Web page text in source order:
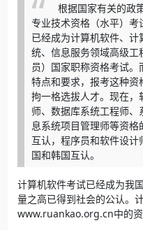
根据国家有关的政
专业技术资格（水平）考
已经成为计算机软件、
统、信息服务领域高级
员）国家职称资格考试
特点和要求，报考这种
拘一格选拔人才。现在
师、数据库系统工程师
息系统项目管理师等资
互认，程序员和软件设
国和韩国互认。
计算机软件考试已经成为我
量之高已得到社会的公认。
www.ruankao.org.cn中的资